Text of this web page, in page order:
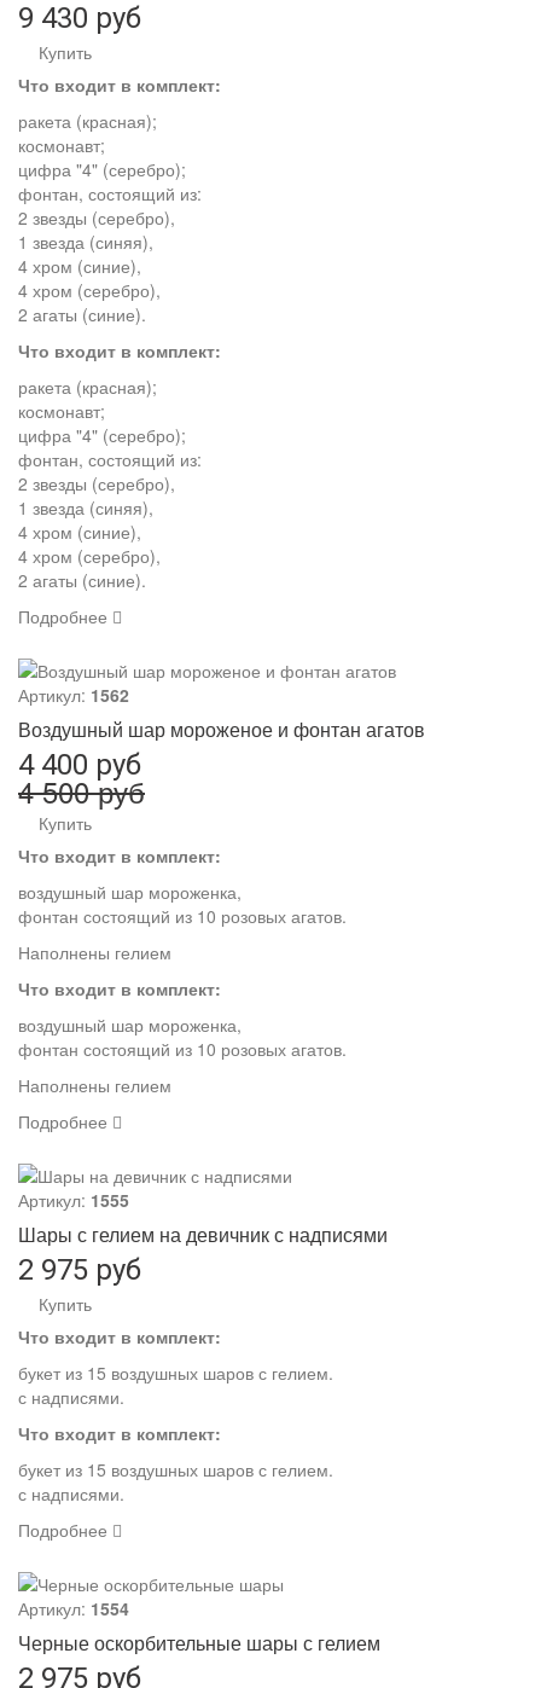
9 430 руб
Купить
Что входит в комплект:
ракета (красная);
космонавт;
цифра "4" (серебро);
фонтан, состоящий из:
2 звезды (серебро),
1 звезда (синяя),
4 хром (синие),
4 хром (серебро),
2 агаты (синие).
Что входит в комплект:
ракета (красная);
космонавт;
цифра "4" (серебро);
фонтан, состоящий из:
2 звезды (серебро),
1 звезда (синяя),
4 хром (синие),
4 хром (серебро),
2 агаты (синие).
Подробнее
Артикул: 1562
Воздушный шар мороженое и фонтан агатов
4 400 руб
4 500 руб
Купить
Что входит в комплект:
воздушный шар мороженка,
фонтан состоящий из 10 розовых агатов.
Наполнены гелием
Что входит в комплект:
воздушный шар мороженка,
фонтан состоящий из 10 розовых агатов.
Наполнены гелием
Подробнее
Артикул: 1555
Шары с гелием на девичник с надписями
2 975 руб
Купить
Что входит в комплект:
букет из 15 воздушных шаров с гелием.
с надписями.
Что входит в комплект:
букет из 15 воздушных шаров с гелием.
с надписями.
Подробнее
Артикул: 1554
Черные оскорбительные шары с гелием
2 975 руб